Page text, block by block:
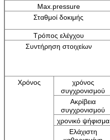
Max.pressure
Σταθμοί δοκιμής
Τρόπος ελέγχου
Συντήρηση στοιχείων
Χρόνος
χρόνος
συγχρονισμού
Ακρίβεια
συγχρονισμού
χρονικό ψήφισμα
Ελάχιστη